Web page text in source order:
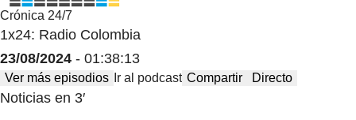
Crónica 24/7
1x24: Radio Colombia
23/08/2024 - 01:38:13
Ver más episodios Ir al podcast Compartir Directo
Noticias en 3′